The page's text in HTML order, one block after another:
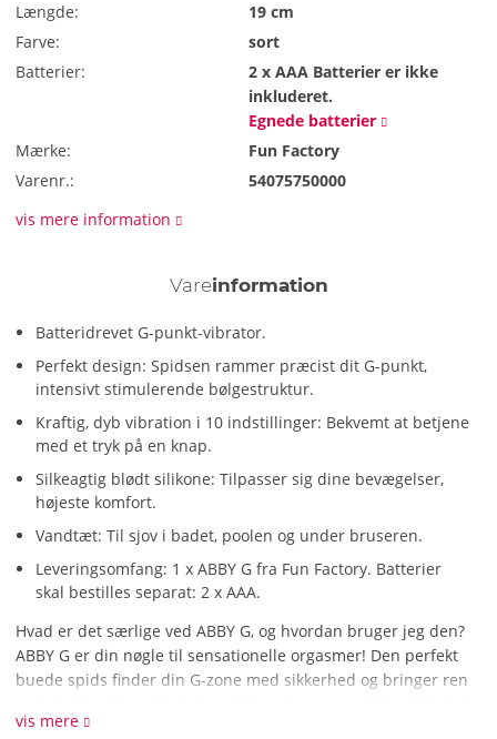
Længde:
19 cm
Farve:
sort
Batterier:
2 x AAA Batterier er ikke
inkluderet.
Egnede batterier
Mærke:
Fun Factory
Varenr.:
54075750000
vis mere information
Vareinformation
Batteridrevet G-punkt-vibrator.
Perfekt design: Spidsen rammer præcist dit G-punkt,
intensivt stimulerende bølgestruktur.
Kraftig, dyb vibration i 10 indstillinger: Bekvemt at betjene
med et tryk på en knap.
Silkeagtig blødt silikone: Tilpasser sig dine bevægelser,
højeste komfort.
Vandtæt: Til sjov i badet, poolen og under bruseren.
Leveringsomfang: 1 x ABBY G fra Fun Factory. Batterier
skal bestilles separat: 2 x AAA.
Hvad er det særlige ved ABBY G, og hvordan bruger jeg den?
ABBY G er din nøgle til sensationelle orgasmer! Den perfekt
buede spids finder din G-zone med sikkerhed og bringer ren
og med sine markante bølgestrukturer gør den hver
vis mere